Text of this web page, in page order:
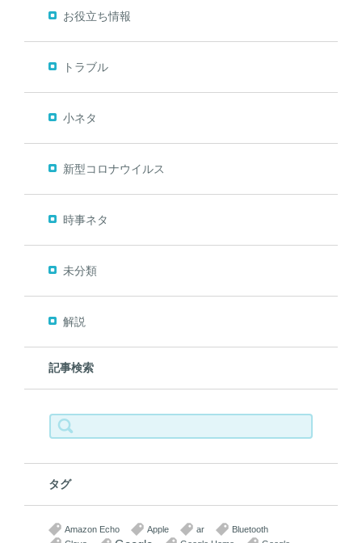
お役立ち情報
トラブル
小ネタ
新型コロナウイルス
時事ネタ
未分類
解説
記事検索
検
索:
タグ
Amazon Echo Apple ar
Bluetooth